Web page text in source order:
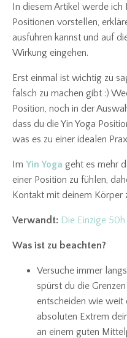
In diesem Artikel werde ich
Positionen vorstellen,
ausführen kannst und auf
Wirkung eingehen.
Erst einmal ist wichtig zu
falsch zu machen gibt :)
Position, noch in der
dass du die Yin Yoga
was es zu einer idealen
Im Yin Yoga geht es mehr
einer Position zu fühlen,
Kontakt mit deinem Körper
Verwandt: Die Einzige
Was ist zu beachten?
Versuche immer
spürst du die
entscheiden wie weit
absoluten Extrem
an einem guten